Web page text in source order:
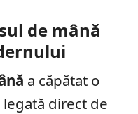
de mână
a căpătat o
direct de